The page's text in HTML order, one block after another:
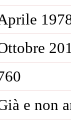
e non